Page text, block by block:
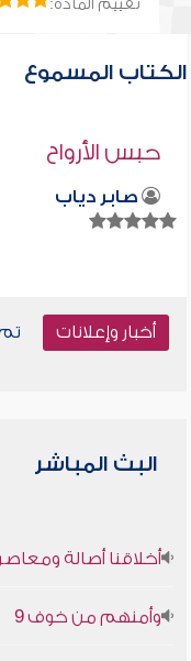
تقييم المادة:
الكتاب المسموع
حبس الأرواح
صابر دياب
أخبار وإعلانات
البث المباشر
أخلاقنا أصالة
وأمنهم من خوف 9